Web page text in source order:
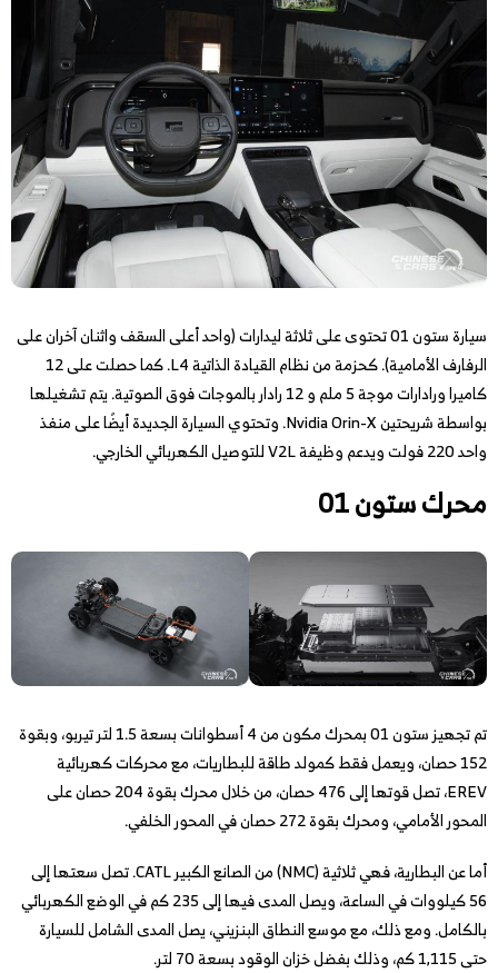
سيارة ستون 01 تحتوى على ثلاثة ليدارات (واحد أعلى السقف واثنان آخران على
الرفارف الأمامية). كحزمة من نظام القيادة الذاتية L4. كما حصلت على 12
كاميرا ورادارات موجة 5 ملم و 12 رادار بالموجات فوق الصوتية. يتم تشغيلها
بواسطة شريحتين Nvidia Orin-X. وتحتوي السيارة الجديدة أيضًا على منفذ
واحد 220 فولت ويدعم وظيفة V2L للتوصيل الكهربائي الخارجي.
محرك ستون 01
تم تجهيز ستون 01 بمحرك مكون من 4 أسطوانات بسعة 1.5 لتر تيربو، وبقوة
152 حصان، ويعمل فقط كمولد طاقة للبطاريات، مع محركات كهربائية
EREV، تصل قوتها إلى 476 حصان، من خلال محرك بقوة 204 حصان على
المحور الأمامي، ومحرك بقوة 272 حصان في المحور الخلفي.
أما عن البطارية، فهي ثلاثية (NMC) من الصانع الكبير CATL. تصل سعتها إلى
56 كيلووات في الساعة، ويصل المدى فيها إلى 235 كم في الوضع الكهربائي
بالكامل. ومع ذلك، مع موسع النطاق البنزيني، يصل المدى الشامل للسيارة
حتى 1,115 كم، وذلك بفضل خزان الوقود بسعة 70 لتر.